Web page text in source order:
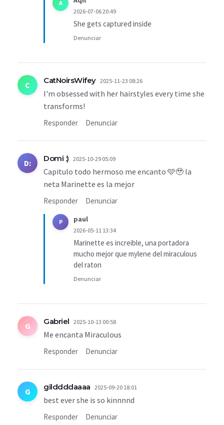
A
2026-07-06 20:49
She gets captured inside
Denunciar
C CatNoirsWifey 2025-11-23 08:26
I'm obsessed with her hairstyles every time she
transforms!
Responder Denunciar
D: Domi :) 2025-10-29 05:09
Capitulo todo hermoso me encanto 🩵🥹 la
neta Marinette es la mejor
Responder Denunciar
P paul
2026-05-11 13:34
Marinette es increible, una portadora
mucho mejor que mylene del miraculous
del raton
Denunciar
G Gabriel 2025-10-13 00:58
Me encanta Miraculous
Responder Denunciar
G gilddddaaaa 2025-09-20 18:01
best ever she is so kinnnnd
Responder Denunciar